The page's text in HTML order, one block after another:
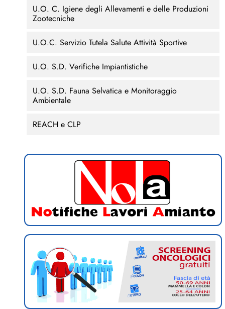
U.O. C. Igiene degli Allevamenti e delle Produzioni
Zootecniche
U.O.C. Servizio Tutela Salute Attività Sportive
U.O. S.D. Verifiche Impiantistiche
U.O. S.D. Fauna Selvatica e Monitoraggio
Ambientale
REACH e CLP